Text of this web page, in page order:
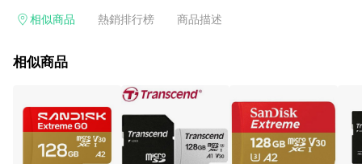
非店舖通路及整合虛實行銷為目標，並以完整的物流倉儲系統，
才享有回饋，點數將於廠商出貨後 30 天前後發送。 (2) 門市訂
導購資格。 (3) 使用九乘九APP下單，將無法獲得點數回饋。
相似商品 熱銷排行榜 商品描述
相似商品